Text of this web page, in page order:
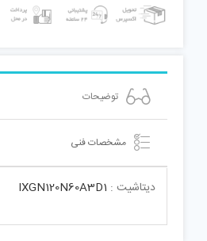
توضیحات
مشخصات فنی
دیتاشیت : IXGN120N60A3D1